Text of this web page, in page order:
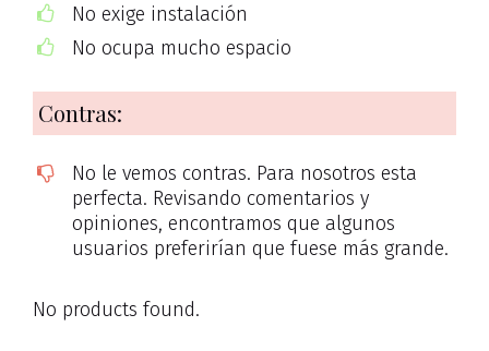
No exige instalación
No ocupa mucho espacio
Contras:
No le vemos contras. Para nosotros esta
perfecta. Revisando comentarios y
opiniones, encontramos que algunos
usuarios preferirían que fuese más grande.
No products found.